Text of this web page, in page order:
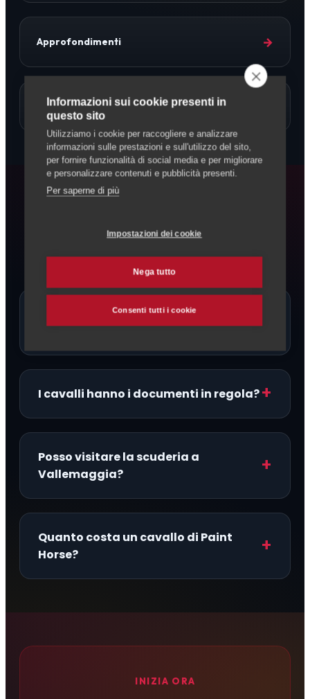
Approfondimenti →
Allevamento Cavalli
Domande frequenti
Ci sono allevatori di Paint Horse
proprio a Vallemaggia?
I cavalli hanno i documenti in regola?
Posso visitare la scuderia a
Vallemaggia?
Quanto costa un cavallo di Paint
Horse?
INIZIA ORA
Informazioni sui cookie presenti in
questo sito
Utilizziamo i cookie per raccogliere e analizzare
informazioni sulle prestazioni e sull'utilizzo del sito,
per fornire funzionalità di social media e per migliorare
e personalizzare contenuti e pubblicità presenti.
Per saperne di più
Impostazioni dei cookie
Nega tutto
Consenti tutti i cookie